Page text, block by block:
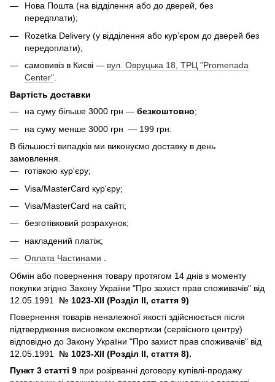
Нова Пошта (на відділення або до дверей, без
передплати);
Rozetka Delivery (у відділення або кур’єром до дверей без
передоплати);
самовивіз в Києві — вул. Овруцька 18, ТРЦ "Promenada
Center"
Вартість доставки
на суму більше 3000 грн — безкоштовно;
на суму менше 3000 грн — 199 грн.
В більшості випадків ми виконуємо доставку в день
замовлення.
готівкою кур'єру;
Visa/MasterCard кур'єру;
Visa/MasterCard на сайті;
безготівковий розрахунок;
накладений платіж;
Оплата Частинами
Обмін або повернення товару протягом 14 днів з моменту
покупки згідно Закону України "Про захист прав споживачів" від
12.05.1991 № 1023-XII (Розділ II, стаття 9)
Повернення товарів неналежної якості здійснюється після
підтвердження висновком експертизи (сервісного центру)
відповідно до Закону України "Про захист прав споживачів" від
12.05.1991 № 1023-XII (Розділ II, стаття 8).
Пункт 3 статті 9 при розірванні договору купівлі-продажу